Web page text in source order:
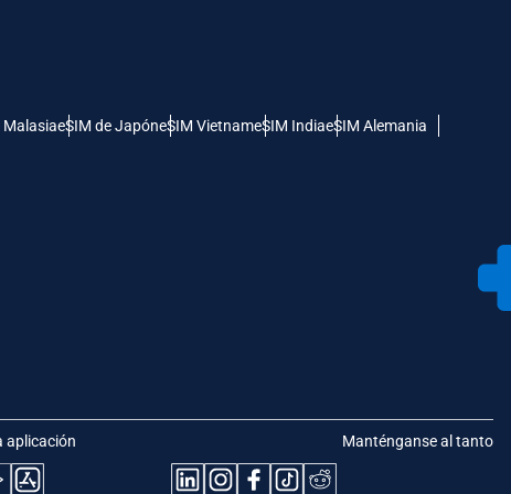
MalasiaeSIM de JapóneSIM VietnameSIM IndiaeSIM Alemania
aplicación Manténganse al tanto